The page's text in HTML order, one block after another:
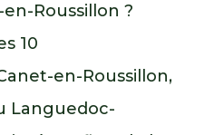
Roussillon ?
10
en-Roussillon,
Languedoc-